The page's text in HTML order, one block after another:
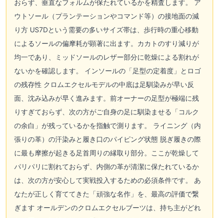
おらず、垂直なフォルムが保たれているかを精査します。 ア
ウトソール（プランテーションやコマンド等）の接地面の減
り方 US7Dという需要の多いサイズ帯は、歩行時の重心移動
によるソールの偏摩耗が顕著に出ます。カカトのすり減りが
均一であり、ミッドソールのレザー部分に乾燥による割れが
ないかを確認します。 インソールの「足型の定着度」とロゴ
の残存性 クロムエクセルモデルの中底は足馴染みが早い反
面、沈み込みが早く進みます。前オーナーの足型が極端に残
りすぎておらず、次の方がご自身の足に馴染ませる「コルク
の余白」が残っているかを指触で測ります。 ライニング（内
張りの革）の汗染みと履き口のパイピング状態 脱ぎ履きの際
に最も摩擦が起きる足首周りの縁取り部分。ここが乾燥して
パリパリに割れておらず、内側の革が清潔に保たれているか
は、次の方が安心して実戦投入するための必須条件です。 あ
なたが正しく育ててきた「頑強な名作」を、最高の評価で繋
ぎます オールデンのクロムエクセルブーツは、持ち主がどれ